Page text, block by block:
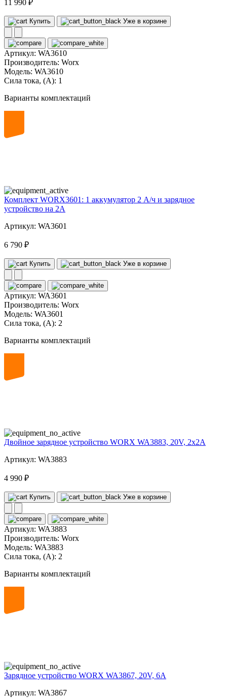
11 990 ₽
Купить Уже в корзине
Артикул: WA3610
Производитель: Worx
Модель: WA3610
Сила тока, (А): 1
Варианты комплектаций
Комплект WORX3601: 1 аккумулятор 2 А/ч и зарядное
устройство на 2А
Артикул: WA3601
6 790 ₽
Купить Уже в корзине
Артикул: WA3601
Производитель: Worx
Модель: WA3601
Сила тока, (А): 2
Варианты комплектаций
Двойное зарядное устройство WORX WA3883, 20V, 2x2A
Артикул: WA3883
4 990 ₽
Купить Уже в корзине
Артикул: WA3883
Производитель: Worx
Модель: WA3883
Сила тока, (А): 2
Варианты комплектаций
Зарядное устройство WORX WA3867, 20V, 6A
Артикул: WA3867